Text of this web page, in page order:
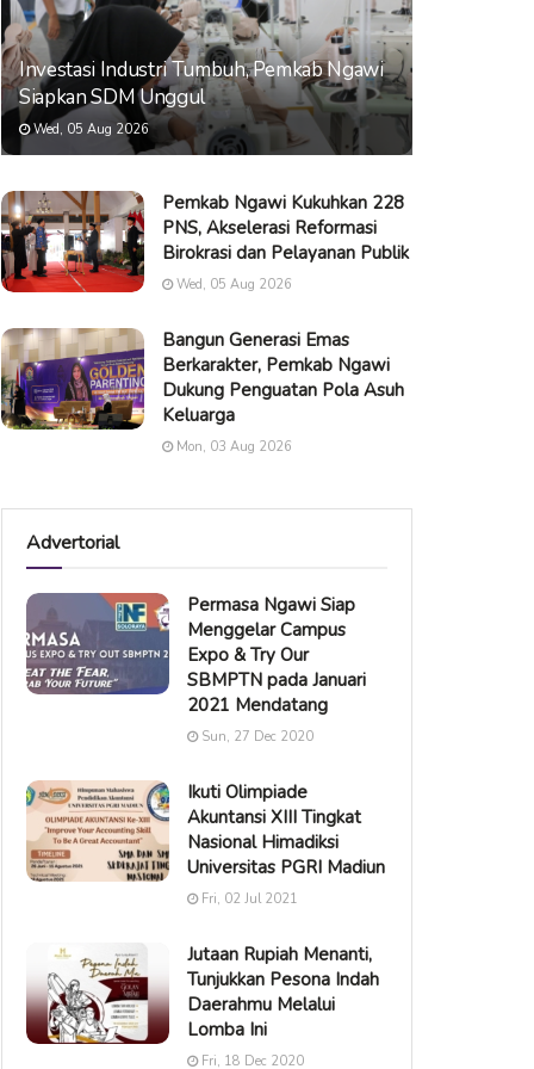
Investasi Industri Tumbuh, Pemkab Ngawi
Siapkan SDM Unggul
Wed, 05 Aug 2026
Pemkab Ngawi Kukuhkan 228
PNS, Akselerasi Reformasi
Birokrasi dan Pelayanan Publik
Wed, 05 Aug 2026
Bangun Generasi Emas
Berkarakter, Pemkab Ngawi
Dukung Penguatan Pola Asuh
Keluarga
Mon, 03 Aug 2026
Advertorial
Permasa Ngawi Siap
Menggelar Campus
Expo & Try Our
SBMPTN pada Januari
2021 Mendatang
Sun, 27 Dec 2020
Ikuti Olimpiade
Akuntansi XIII Tingkat
Nasional Himadiksi
Universitas PGRI Madiun
Fri, 02 Jul 2021
Jutaan Rupiah Menanti,
Tunjukkan Pesona Indah
Daerahmu Melalui
Lomba Ini
Fri, 18 Dec 2020